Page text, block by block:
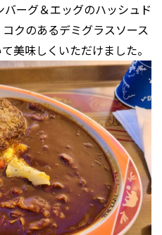
ーグ＆エッグのハッシュド
クのあるデミグラスソース
美味しくいただけました。